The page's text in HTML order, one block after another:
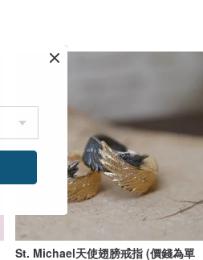
St. Michael天使翅膀戒指 (價錢為單